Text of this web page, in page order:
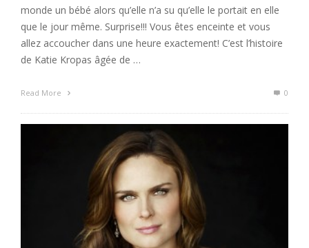
monde un bébé alors qu’elle n’a su qu’elle le portait en elle
que le jour même. Surprise!!! Vous êtes enceinte et vous
allez accoucher dans une heure exactement! C’est l’histoire
de Katie Kropas âgée de …
Read More 0